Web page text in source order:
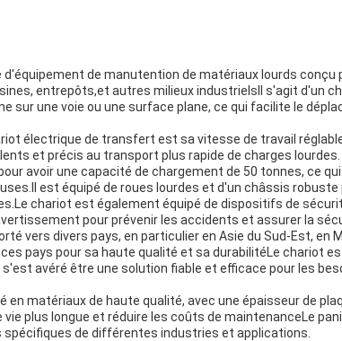
de manutention de matériaux lourds conçu
entrepôts,et autres milieux industrielsIl s'agit d'un
sur une voie ou une surface plane, ce qui facilite le
électrique de transfert est sa vitesse de travail
et précis au transport plus rapide de charges lourdes.
avoir une capacité de chargement de 50 tonnes, ce qui
est équipé de roues lourdes et d'un châssis robuste
chariot est également équipé de dispositifs de
pour prévenir les accidents et assurer la
vers divers pays, en particulier en Asie du Sud-Est, en
pays pour sa haute qualité et sa durabilitéLe chariot
avéré être une solution fiable et efficace pour les
matériaux de haute qualité, avec une épaisseur de
vie plus longue et réduire les coûts de maintenanceLe
spécifiques de différentes industries et applications.